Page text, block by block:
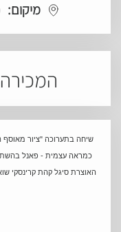
מיקום: